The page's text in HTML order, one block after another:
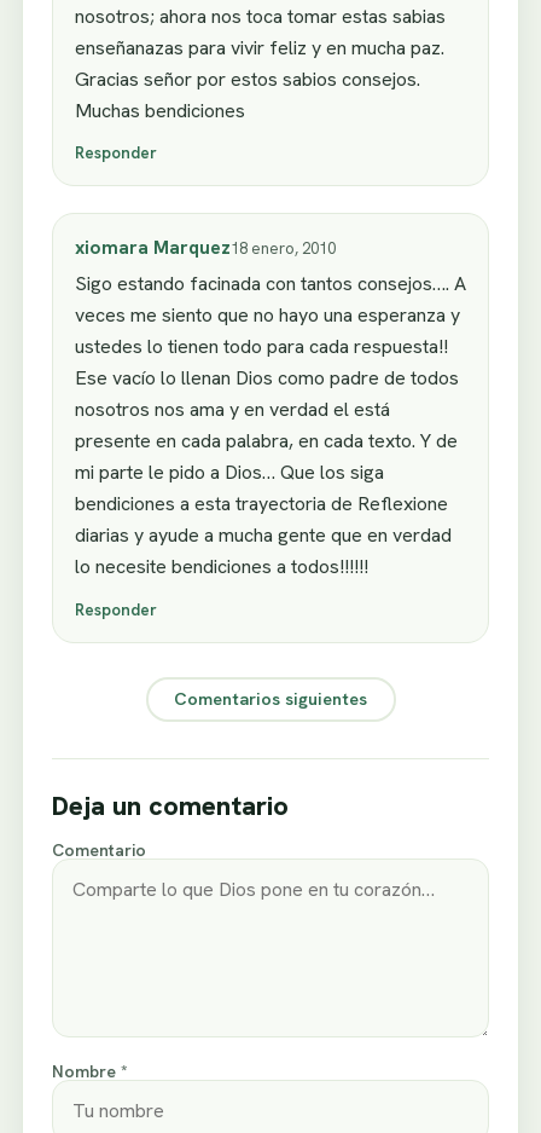
nosotros; ahora nos toca tomar estas sabias
enseñanazas para vivir feliz y en mucha paz.
Gracias señor por estos sabios consejos.
Muchas bendiciones
Responder
xiomara Marquez18 enero, 2010
Sigo estando facinada con tantos consejos…. A
veces me siento que no hayo una esperanza y
ustedes lo tienen todo para cada respuesta!!
Ese vacío lo llenan Dios como padre de todos
nosotros nos ama y en verdad el está
presente en cada palabra, en cada texto. Y de
mi parte le pido a Dios… Que los siga
bendiciones a esta trayectoria de Reflexione
diarias y ayude a mucha gente que en verdad
lo necesite bendiciones a todos!!!!!!
Responder
Comentarios siguientes
Deja un comentario
Comentario
Nombre *